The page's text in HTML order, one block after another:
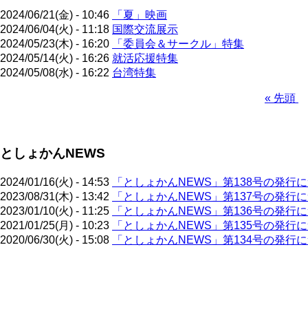
2024/06/21(金) - 10:46
「夏」映画
2024/06/04(火) - 11:18 国際交流展示
2024/05/23(木) - 16:20
「委員会＆サークル」特集
2024/05/14(火) - 16:26 就活応援特集
2024/05/08(水) - 16:22 台湾特集
送
先
« 先頭
としょかんNEWS
2024/01/16(火) - 14:53
「としょかんNEWS」第138号の発行
2023/08/31(木) - 13:42
「としょかんNEWS」第137号の発行
2023/01/10(火) - 11:25
「としょかんNEWS」第136号の発行
2021/01/25(月) - 10:23
「としょかんNEWS」第135号の発行
2020/06/30(火) - 15:08
「としょかんNEWS」第134号の発行